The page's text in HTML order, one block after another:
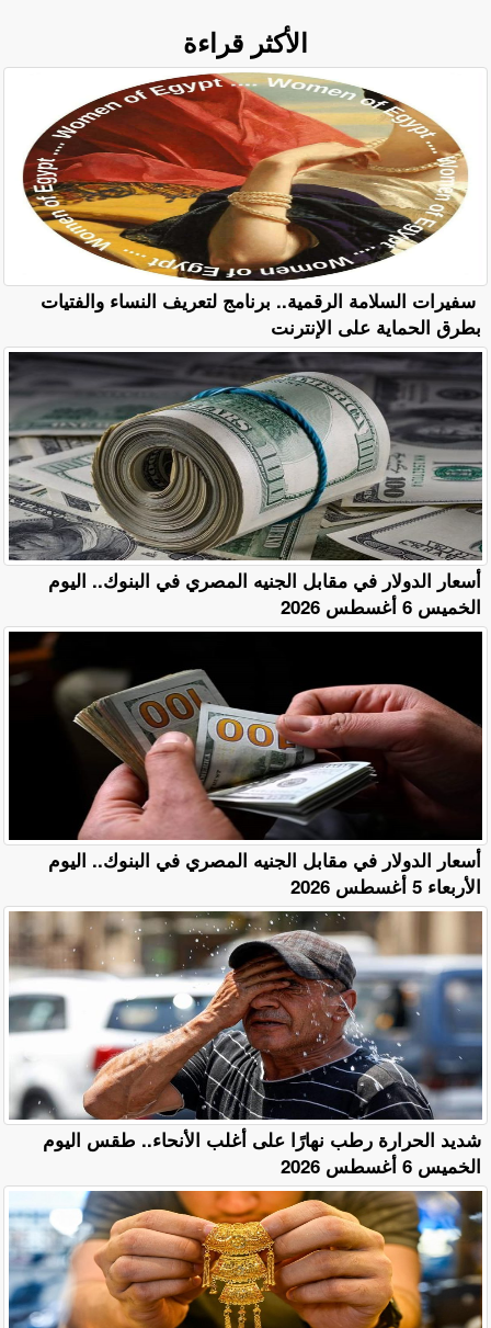
الأكثر قراءة
سفيرات السلامة الرقمية.. برنامج لتعريف النساء والفتيات
بطرق الحماية على الإنترنت
أسعار الدولار في مقابل الجنيه المصري في البنوك.. اليوم
الخميس 6 أغسطس 2026
أسعار الدولار في مقابل الجنيه المصري في البنوك.. اليوم
الأربعاء 5 أغسطس 2026
​شديد الحرارة رطب نهارًا على أغلب الأنحاء.. طقس اليوم
الخميس 6 أغسطس 2026